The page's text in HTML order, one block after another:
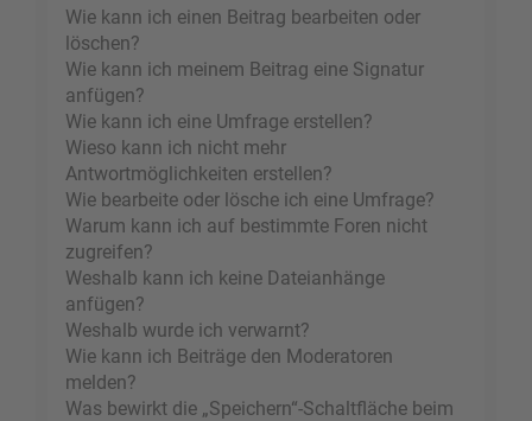
Wie kann ich einen Beitrag bearbeiten oder
löschen?
Wie kann ich meinem Beitrag eine Signatur
anfügen?
Wie kann ich eine Umfrage erstellen?
Wieso kann ich nicht mehr
Antwortmöglichkeiten erstellen?
Wie bearbeite oder lösche ich eine Umfrage?
Warum kann ich auf bestimmte Foren nicht
zugreifen?
Weshalb kann ich keine Dateianhänge
anfügen?
Weshalb wurde ich verwarnt?
Wie kann ich Beiträge den Moderatoren
melden?
Was bewirkt die „Speichern“-Schaltfläche beim